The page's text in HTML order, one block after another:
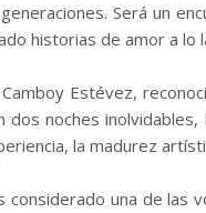
Será un
historias de amor a lo
Estévez,
dos noches inolvidables,
la madurez
considerado una de las